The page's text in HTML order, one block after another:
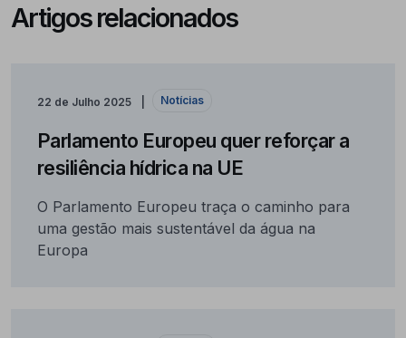
Artigos relacionados
22 de Julho 2025 Notícias
Parlamento Europeu quer reforçar a
resiliência hídrica na UE
O Parlamento Europeu traça o caminho para
uma gestão mais sustentável da água na
Europa